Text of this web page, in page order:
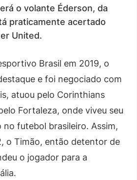
o volante Éderson, da
praticamente acertado
United.
Brasil em 2019, o
e foi negociado com
atuou pelo Corinthians
Fortaleza, onde viveu seu
futebol brasileiro. Assim,
o Timão, então detentor de
o jogador para a